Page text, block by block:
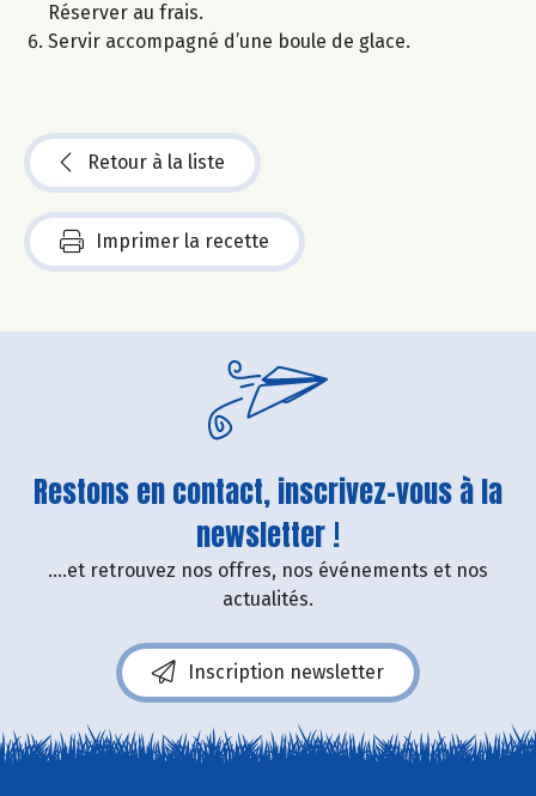
Réserver au frais.
Servir accompagné d’une boule de glace.
Retour à la liste
Imprimer la recette
Restons en contact, inscrivez-vous à la
newsletter !
....et retrouvez nos offres, nos événements et nos
actualités.
Inscription newsletter